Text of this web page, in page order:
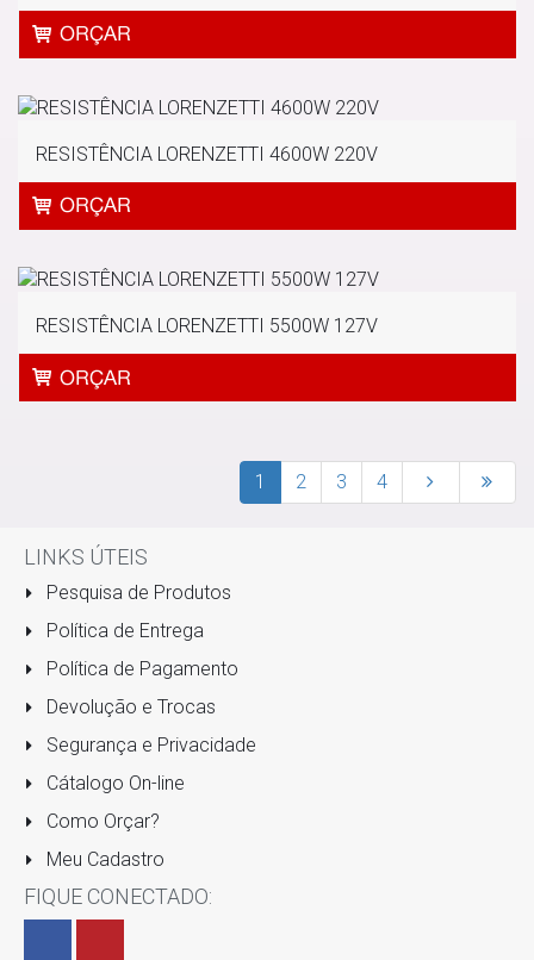
RESISTÊNCIA LORENZETTI 4600W 220V
RESISTÊNCIA LORENZETTI 5500W 127V
1 2 3 4
LINKS ÚTEIS
Pesquisa de Produtos
Política de Entrega
Política de Pagamento
Devolução e Trocas
Segurança e Privacidade
Cátalogo On-line
Como Orçar?
Meu Cadastro
FIQUE CONECTADO: